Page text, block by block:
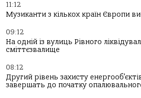
11:12
Музиканти з кількох країн Європи
09:12
На одній із вулиць Рівного
сміттєзвалище
08:12
Другий рівень захисту
завершать до початку